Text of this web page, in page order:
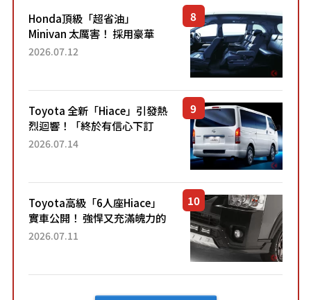
Honda頂級「超省油」
Minivan 太厲害！ 採用豪華
「真皮座椅」與專屬「黑色內
「三...
2026.07.12
Toyota 全新「Hiace」引發熱
烈迴響！「終於有信心下訂
了！」「哪個等級交車最
車？...
2026.07.14
Toyota高級「6人座Hiace」
實車公開！ 強悍又充滿魄力的
「全黑設計」搭配特別「豪華
2026.07.11